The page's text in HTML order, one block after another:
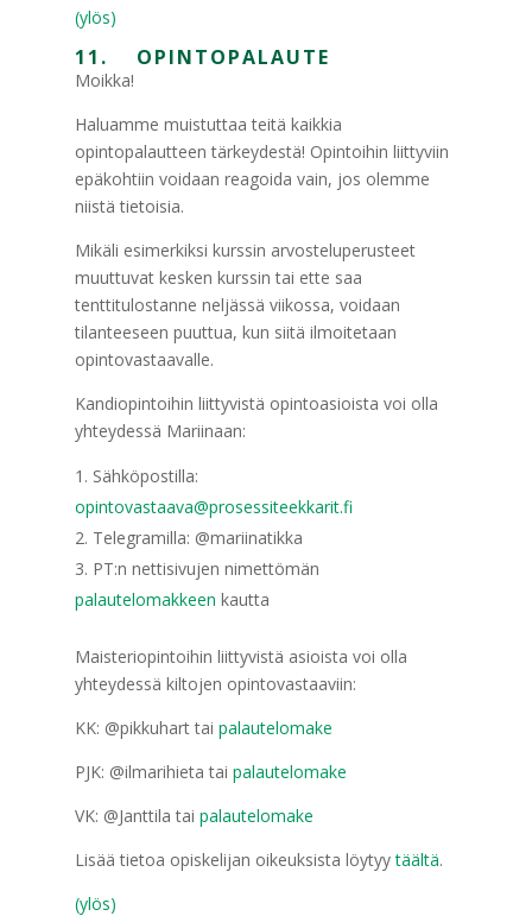
(ylös)
11. OPINTOPALAUTE
Moikka!
Haluamme muistuttaa teitä kaikkia
opintopalautteen tärkeydestä! Opintoihin liittyviin
epäkohtiin voidaan reagoida vain, jos olemme
niistä tietoisia.
Mikäli esimerkiksi kurssin arvosteluperusteet
muuttuvat kesken kurssin tai ette saa
tenttitulostanne neljässä viikossa, voidaan
tilanteeseen puuttua, kun siitä ilmoitetaan
opintovastaavalle.
Kandiopintoihin liittyvistä opintoasioista voi olla
yhteydessä Mariinaan:
Sähköpostilla:
opintovastaava@prosessiteekkarit.fi
Telegramilla: @mariinatikka
PT:n nettisivujen nimettömän
palautelomakkeen kautta
Maisteriopintoihin liittyvistä asioista voi olla
yhteydessä kiltojen opintovastaaviin:
KK: @pikkuhart tai palautelomake
PJK: @ilmarihieta tai palautelomake
VK: @Janttila tai palautelomake
Lisää tietoa opiskelijan oikeuksista löytyytäältä.
(ylös)